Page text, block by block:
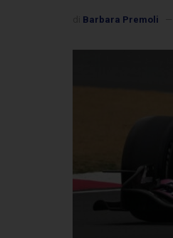
Barbara Premoli